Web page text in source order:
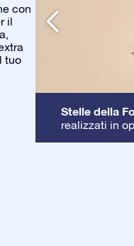
con
il
tuo
Stelle della
realizzati in